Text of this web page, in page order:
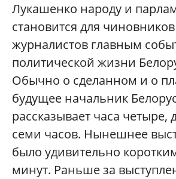
Лукашенко народу и
становится для
журналистов главным
политической жизни
Обычно о сделанном и о
будущее начальник
рассказывает часа четыре,
семи часов. Нынешнее
было удивительно
минут. Раньше за